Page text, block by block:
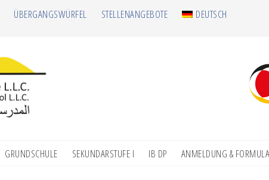
ÜBERGANGSWÜRFEL STELLENANGEBOTE DEUTSCH
GRUNDSCHULE SEKUNDARSTUFE I IB DP ANMELDUNG &